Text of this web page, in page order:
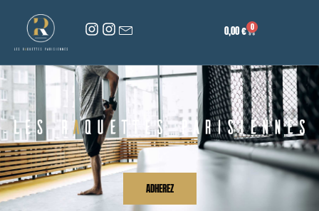
0,00€ 0
ADHEREZ